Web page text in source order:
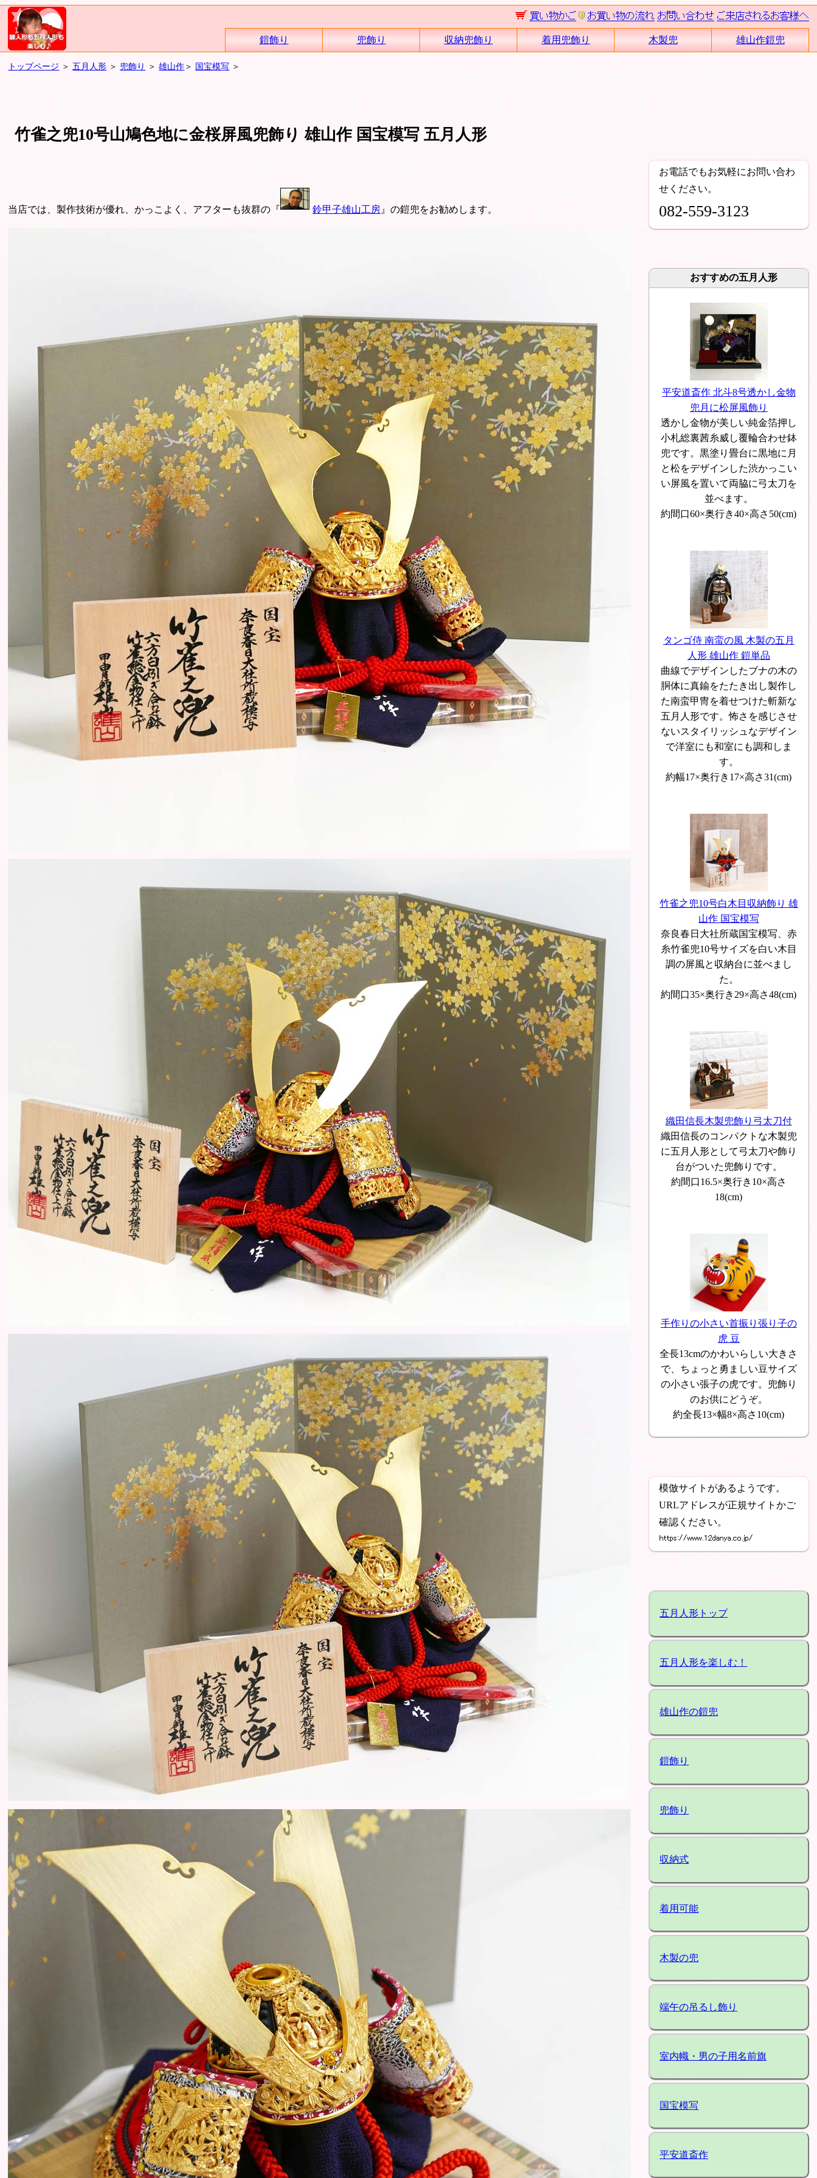
鎧飾り 兜飾り 収納兜飾り 着用兜飾り 木製兜 雄山作鎧兜
トップページ ＞五月人形 ＞ 兜飾り ＞雄山作＞ 国宝模写 ＞
竹雀之兜10号山鳩色地に金桜屏風兜飾り 雄山作 国宝模写 五月人形
当店では、製作技術が優れ、かっこよく、アフターも抜群の『 鈴甲子雄山工房 』の鎧兜をお勧めします。
お電話でもお気軽にお問い合わ
せください。
082-559-3123
おすすめの五月人形
平安道斎作 北斗8号透かし金物
兜月に松屏風飾り
透かし金物が美しい純金箔押し
小札総裏茜糸威し覆輪合わせ鉢
兜です。黒塗り畳台に黒地に月
と松をデザインした渋かっこい
い屏風を置いて両脇に弓太刀を
並べます。
約間口60×奥行き40×高さ50(cm)
タンゴ侍 南蛮の風 木製の五月
人形 雄山作 鎧単品
曲線でデザインしたブナの木の
胴体に真鍮をたたき出し製作し
た南蛮甲冑を着せつけた斬新な
五月人形です。怖さを感じさせ
ないスタイリッシュなデザイン
で洋室にも和室にも調和しま
す。
約幅17×奥行き17×高さ31(cm)
竹雀之兜10号白木目収納飾り 雄
山作 国宝模写
奈良春日大社所蔵国宝模写、赤
糸竹雀兜10号サイズを白い木目
調の屏風と収納台に並べまし
た。
約間口35×奥行き29×高さ48(cm)
織田信長木製兜飾り弓太刀付
織田信長のコンパクトな木製兜
に五月人形として弓太刀や飾り
台がついた兜飾りです。
約間口16.5×奥行き10×高さ
18(cm)
手作りの小さい首振り張り子の
虎 豆
全長13cmのかわいらしい大きさ
で、ちょっと勇ましい豆サイズ
の小さい張子の虎です。兜飾り
のお供にどうぞ。
約全長13×幅8×高さ10(cm)
模倣サイトがあるようです。
URLアドレスが正規サイトかご
確認ください。
五月人形トップ
五月人形を楽しむ！
雄山作の鎧兜
鎧飾り
兜飾り
収納式
着用可能
木製の兜
端午の吊るし飾り
室内幟・男の子用名前旗
国宝模写
平安道斎作